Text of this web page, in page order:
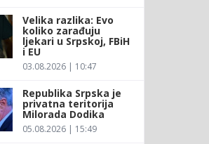
Velika razlika: Evo
koliko zarađuju
ljekari u Srpskoj, FBiH
i EU
03.08.2026 | 10:47
Republika Srpska je
privatna teritorija
Milorada Dodika
05.08.2026 | 15:49